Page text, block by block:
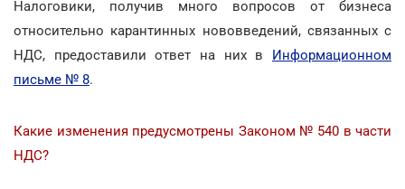
Налоговики, получив много вопросов от бизнеса
относительно карантинных нововведений, связанных с
НДС, предоставили ответ на них в Информационном
письме № 8.
Какие изменения предусмотрены Законом № 540 в части
НДС?